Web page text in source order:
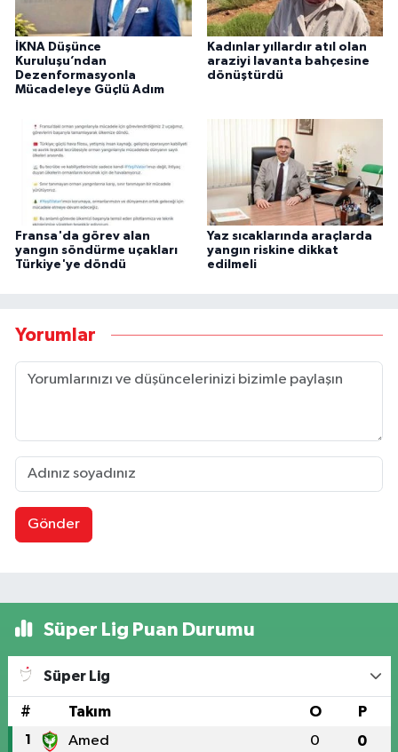
İKNA Düşünce
Kuruluşu’ndan
Dezenformasyonla
Mücadeleye Güçlü Adım
Kadınlar yıllardır atıl olan
araziyi lavanta bahçesine
dönüştürdü
Fransa'da görev alan
yangın söndürme uçakları
Türkiye'ye döndü
Yaz sıcaklarında araçlarda
yangın riskine dikkat
edilmeli
Yorumlar
Gönder
Süper Lig Puan Durumu
Süper Lig
# Takım O P
1 Amed 0 0